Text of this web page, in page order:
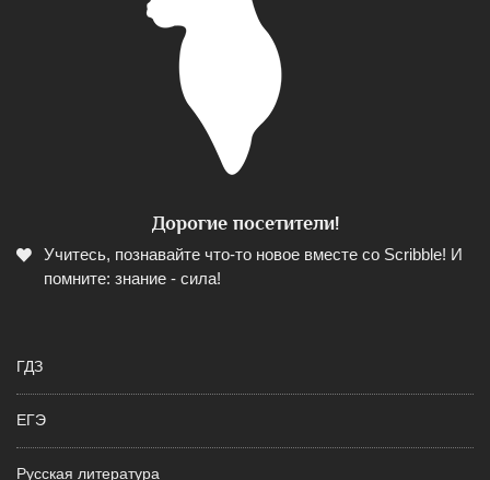
Дорогие посетители!
Учитесь, познавайте что-то новое вместе со Scribble! И
помните: знание - сила!
ГДЗ
ЕГЭ
Русская литература